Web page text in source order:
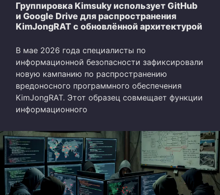
Группировка Kimsuky использует GitHub
и Google Drive для распространения
KimJongRAT с обновлённой архитектурой
В мае 2026 года специалисты по
информационной безопасности зафиксировали
новую кампанию по распространению
вредоносного программного обеспечения
KimJongRAT. Этот образец совмещает функции
информационного